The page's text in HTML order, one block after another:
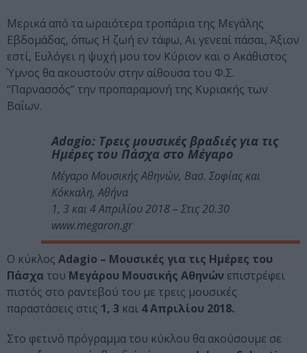
Mερικά από τα ωραιότερα τροπάρια της Μεγάλης
Εβδομάδας, όπως Η ζωή εν τάφω, Αι γενεαί πάσαι, Άξιον
εστί, Ευλόγει η ψυχή μου τον Κύριον και ο Ακάθιστος
Ύμνος θα ακουστούν στην αίθουσα του Φ.Σ.
“Παρνασσός” την προπαραμονή της Κυριακής των
Βαΐων.
Adagio: Τρεις μουσικές βραδιές για τις
Ημέρες του Πάσχα στο Μέγαρο
Μέγαρο Μουσικής Αθηνών, Βασ. Σοφίας και
Κόκκαλη, Αθήνα
1, 3 και 4 Απριλίου 2018 – Στις 20.30
www.megaron.gr
Ο κύκλος Adagio – Μουσικές για τις Ημέρες του
Πάσχα του Μεγάρου Μουσικής Αθηνών επιστρέφει
πιστός στο ραντεβού του με τρεις μουσικές
παραστάσεις στις 1, 3 και 4 Απριλίου 2018.
Στο φετινό πρόγραμμα του κύκλου θα ακούσουμε σε